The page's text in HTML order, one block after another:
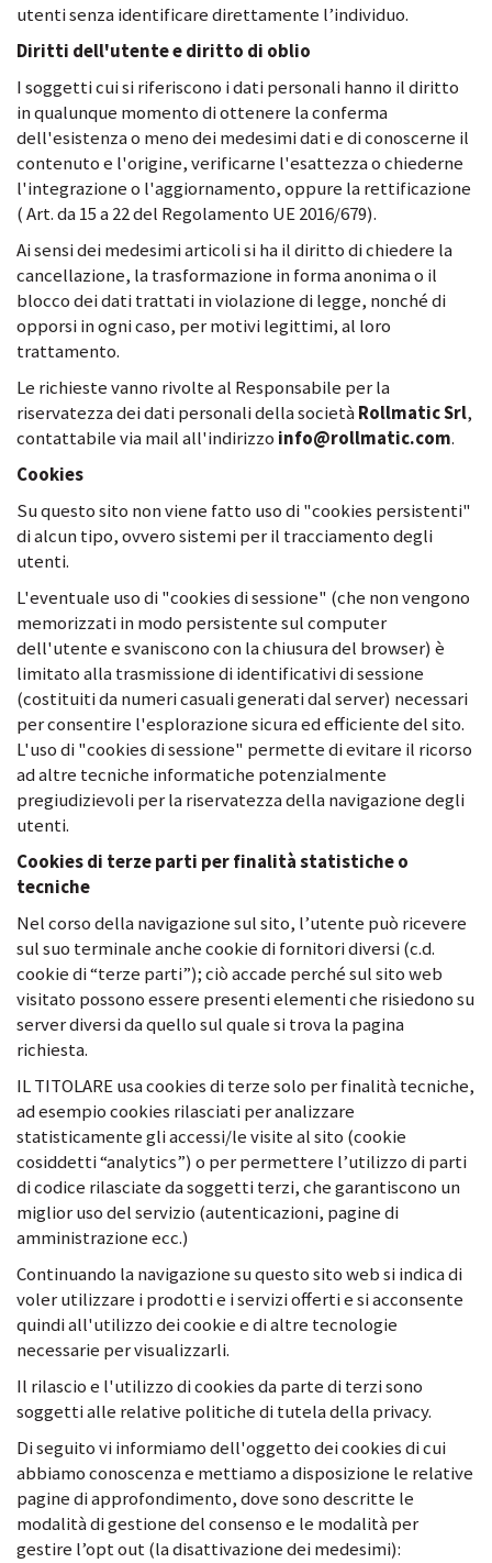
utenti senza identificare direttamente l’individuo.
Diritti dell'utente e diritto di oblio
I soggetti cui si riferiscono i dati personali hanno il diritto
in qualunque momento di ottenere la conferma
dell'esistenza o meno dei medesimi dati e di conoscerne il
contenuto e l'origine, verificarne l'esattezza o chiederne
l'integrazione o l'aggiornamento, oppure la rettificazione
( Art. da 15 a 22 del Regolamento UE 2016/679).
Ai sensi dei medesimi articoli si ha il diritto di chiedere la
cancellazione, la trasformazione in forma anonima o il
blocco dei dati trattati in violazione di legge, nonché di
opporsi in ogni caso, per motivi legittimi, al loro
trattamento.
Le richieste vanno rivolte al Responsabile per la
riservatezza dei dati personali della societàRollmatic Srl,
contattabile via mail all'indirizzo info@rollmatic.com.
Cookies
Su questo sito non viene fatto uso di "cookies persistenti"
di alcun tipo, ovvero sistemi per il tracciamento degli
utenti.
L'eventuale uso di "cookies di sessione" (che non vengono
memorizzati in modo persistente sul computer
dell'utente e svaniscono con la chiusura del browser) è
limitato alla trasmissione di identificativi di sessione
(costituiti da numeri casuali generati dal server) necessari
per consentire l'esplorazione sicura ed efficiente del sito.
L'uso di "cookies di sessione" permette di evitare il ricorso
ad altre tecniche informatiche potenzialmente
pregiudizievoli per la riservatezza della navigazione degli
utenti.
Cookies di terze parti per finalità statistiche o
tecniche
Nel corso della navigazione sul sito, l’utente può ricevere
sul suo terminale anche cookie di fornitori diversi (c.d.
cookie di “terze parti”); ciò accade perché sul sito web
visitato possono essere presenti elementi che risiedono su
server diversi da quello sul quale si trova la pagina
richiesta.
IL TITOLARE usa cookies di terze solo per finalità tecniche,
ad esempio cookies rilasciati per analizzare
statisticamente gli accessi/le visite al sito (cookie
cosiddetti “analytics”) o per permettere l’utilizzo di parti
di codice rilasciate da soggetti terzi, che garantiscono un
miglior uso del servizio (autenticazioni, pagine di
amministrazione ecc.)
Continuando la navigazione su questo sito web si indica di
voler utilizzare i prodotti e i servizi offerti e si acconsente
quindi all'utilizzo dei cookie e di altre tecnologie
necessarie per visualizzarli.
Il rilascio e l'utilizzo di cookies da parte di terzi sono
soggetti alle relative politiche di tutela della privacy.
Di seguito vi informiamo dell'oggetto dei cookies di cui
abbiamo conoscenza e mettiamo a disposizione le relative
pagine di approfondimento, dove sono descritte le
modalità di gestione del consenso e le modalità per
gestire l’opt out (la disattivazione dei medesimi):